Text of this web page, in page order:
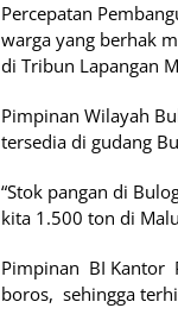
Percepatan
warga yang berhak
di Tribun Lapangan
Pimpinan Wilayah
tersedia di gudang
“Stok pangan di
kita 1.500 ton di
Pimpinan BI Kantor
boros, sehingga